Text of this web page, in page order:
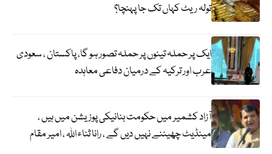
تولہ ریٹ کہاں تک جا پہنچا؟
ایک پر حملہ تینوں پر حملہ تصور ہو گا، پاکستان ، سعودی
عرب اور ترکیہ کے درمیان دفاعی معاہدہ
آزاد کشمیر میں حکومت بنانیکی پوزیشن میں ہیں ،
مینڈیٹ چھیننے نہیں دیں گے ، رانا ثناء اللہ ، امیر مقام